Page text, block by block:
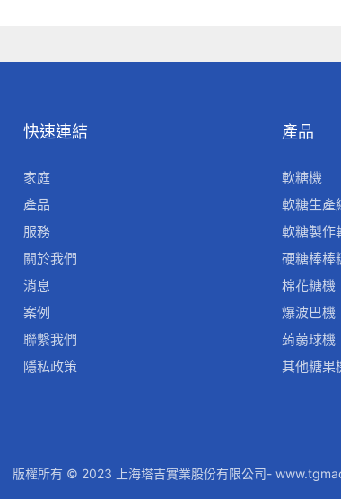
快速連結
家庭
產品
服務
關於我們
消息
案例
聯繫我們
隱私政策
產品
軟糖機
軟糖生產
軟糖製作
硬糖棒棒
棉花糖機
爆波巴機
蒟蒻球機
其他糖果
版權所有 © 2023 上海塔吉實業股份有限公司-